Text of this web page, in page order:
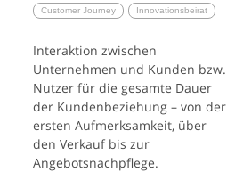
Customer Journey Innovationsbeirat
Interaktion zwischen
Unternehmen und Kunden bzw.
Nutzer für die gesamte Dauer
der Kundenbeziehung – von der
ersten Aufmerksamkeit, über
den Verkauf bis zur
Angebotsnachpflege.